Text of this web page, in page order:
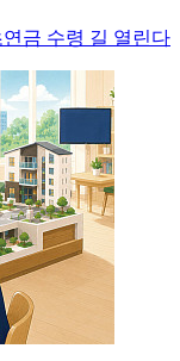
금 수령 길 열린다